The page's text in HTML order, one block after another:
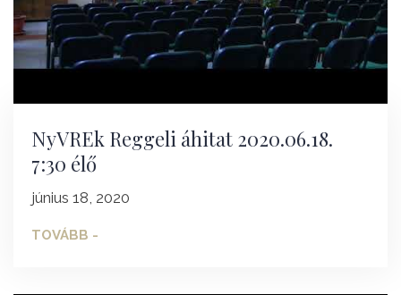
NyVREk Reggeli áhitat 2020.06.18.
7:30 élő
június 18, 2020
TOVÁBB -